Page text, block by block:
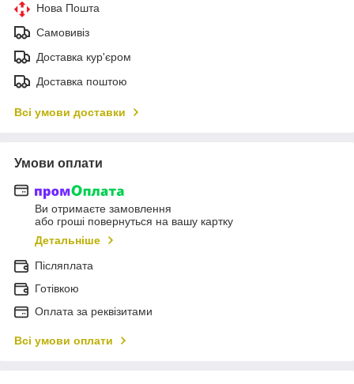
Нова Пошта
Самовивіз
Доставка кур'єром
Доставка поштою
Всі умови доставки
Умови оплати
Ви отримаєте замовлення
або гроші повернуться на вашу картку
Детальніше
Післяплата
Готівкою
Оплата за реквізитами
Всі умови оплати